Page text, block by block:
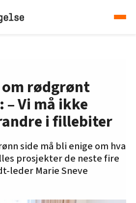
rødgrønt
Vi må ikke
i fillebiter
side må bli enige om hva
prosjekter de neste fire
leder Marie Sneve